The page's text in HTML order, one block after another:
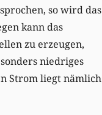
so wird das
kann das
zu erzeugen,
niedriges
Strom liegt nämlich